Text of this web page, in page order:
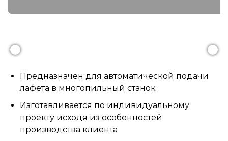
Предназначен для автоматической подачи
лафета в многопильный станок
Изготавливается по индивидуальному
проекту исходя из особенностей
производства клиента